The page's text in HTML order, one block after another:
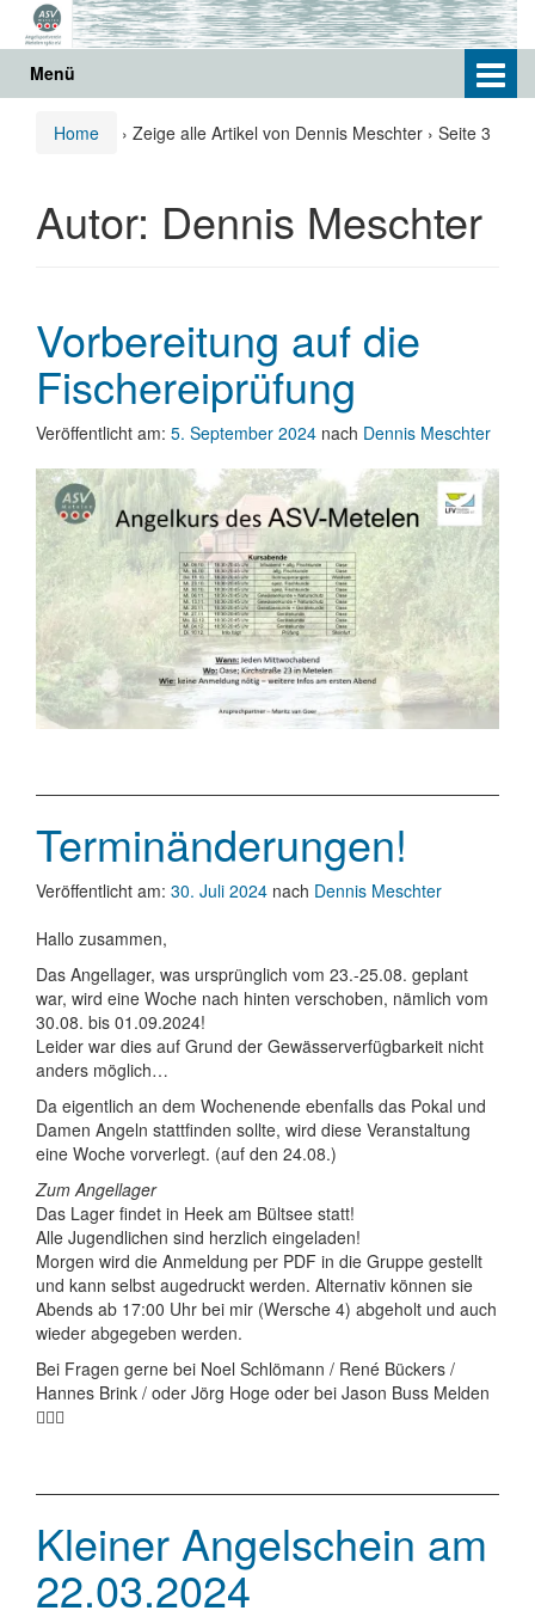
Springe
zum
Hauptmenü
Menü
Home › Zeige alle Artikel von Dennis Meschter › Seite 3
Autor: Dennis Meschter
Vorbereitung auf die
Fischereiprüfung
Veröffentlicht am: 5. September 2024 nach Dennis Meschter
Terminänderungen!
Veröffentlicht am: 30. Juli 2024 nach Dennis Meschter
Hallo zusammen,
Das Angellager, was ursprünglich vom 23.-25.08. geplant
war, wird eine Woche nach hinten verschoben, nämlich vom
30.08. bis 01.09.2024!
Leider war dies auf Grund der Gewässerverfügbarkeit nicht
anders möglich…
Da eigentlich an dem Wochenende ebenfalls das Pokal und
Damen Angeln stattfinden sollte, wird diese Veranstaltung
eine Woche vorverlegt. (auf den 24.08.)
Zum Angellager
Das Lager findet in Heek am Bültsee statt!
Alle Jugendlichen sind herzlich eingeladen!
Morgen wird die Anmeldung per PDF in die Gruppe gestellt
und kann selbst augedruckt werden. Alternativ können sie
Abends ab 17:00 Uhr bei mir (Wersche 4) abgeholt und auch
wieder abgegeben werden.
Bei Fragen gerne bei Noel Schlömann / René Bückers /
Hannes Brink / oder Jörg Hoge oder bei Jason Buss Melden
🙋🏼‍♂️
Kleiner Angelschein am
22.03.2024